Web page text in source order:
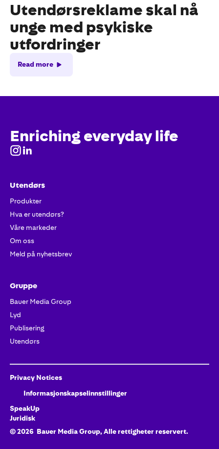
Utendørsreklame skal nå
unge med psykiske
utfordringer
Read more
Enriching everyday life
Utendørs
Produkter
Hva er utendørs?
Våre markeder
Om oss
Meld på nyhetsbrev
Gruppe
Bauer Media Group
Lyd
Publisering
Utendørs
Privacy Notices
Informasjonskapselinnstillinger
SpeakUp
Juridisk
©2026 Bauer Media Group, Alle rettigheter reservert.